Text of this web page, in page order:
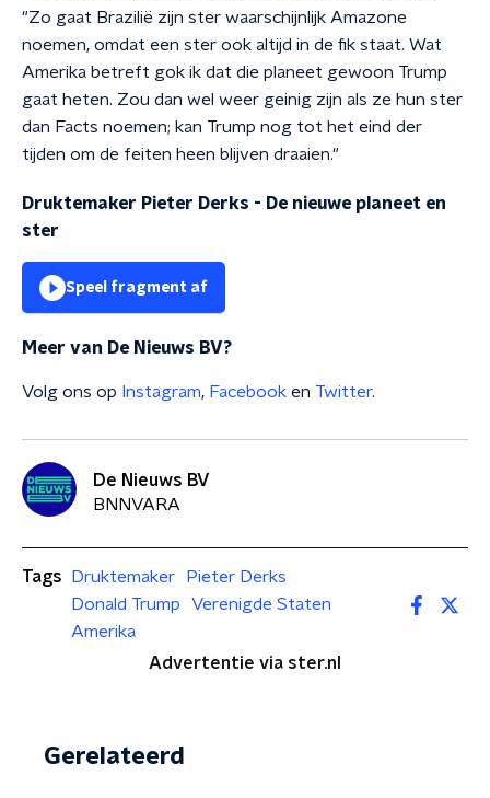
"Zo gaat Brazilië zijn ster waarschijnlijk Amazone
noemen, omdat een ster ook altijd in de fik staat. Wat
Amerika betreft gok ik dat die planeet gewoon Trump
gaat heten. Zou dan wel weer geinig zijn als ze hun ster
dan Facts noemen; kan Trump nog tot het eind der
tijden om de feiten heen blijven draaien."
Druktemaker Pieter Derks - De nieuwe planeet en
ster
Speel fragment af
Meer van De Nieuws BV?
Volg ons op Instagram, Facebook en Twitter.
De Nieuws BV
BNNVARA
Tags Druktemaker
Pieter Derks
Donald Trump
Verenigde Staten
Amerika
Advertentie via ster.nl
Gerelateerd